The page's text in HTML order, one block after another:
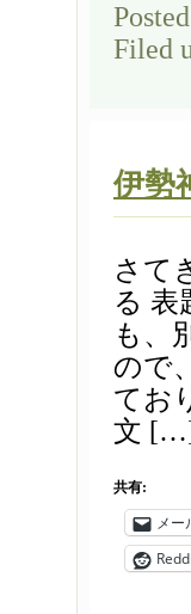
Filed
伊勢
さて
る 表
も、
ので
てお
文
共有:
メー